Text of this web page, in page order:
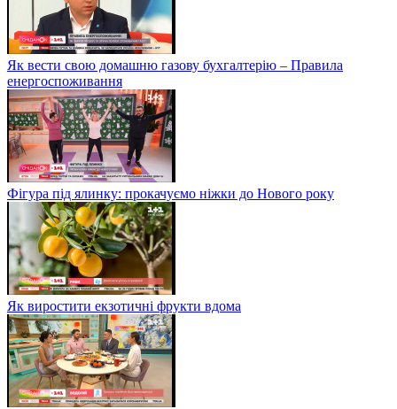
Як вести свою домашню газову бухгалтерію – Правила
енергоспоживання
Фігура під ялинку: прокачуємо ніжки до Нового року
Як виростити екзотичні фрукти вдома